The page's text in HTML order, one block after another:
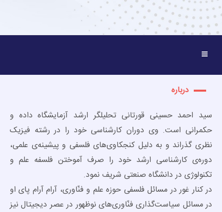
درباره
سید احمد حسینی قورتانی تحلیلگر ارشد آزمایشگاه داده و
حکمرانی است. وی دوران کارشناسی خود را در رشته فیزیک
نظری گذراند و به دلیل کنجکاوی‌های فلسفی و پیشینه‌ی علمی،
دوره‌ی کارشناسی ارشد خود را صرف آموختن فلسفه علم و
تکنولوژی در دانشگاه صنعتی شریف نمود.
در کنار غور در مسائل فلسفی حوزه علم و فنّاوری، آرام آرام پای او
در مسائل سیاست‌گذاری فنّاوری‌های نوظهور در عصر دیجیتال نیز